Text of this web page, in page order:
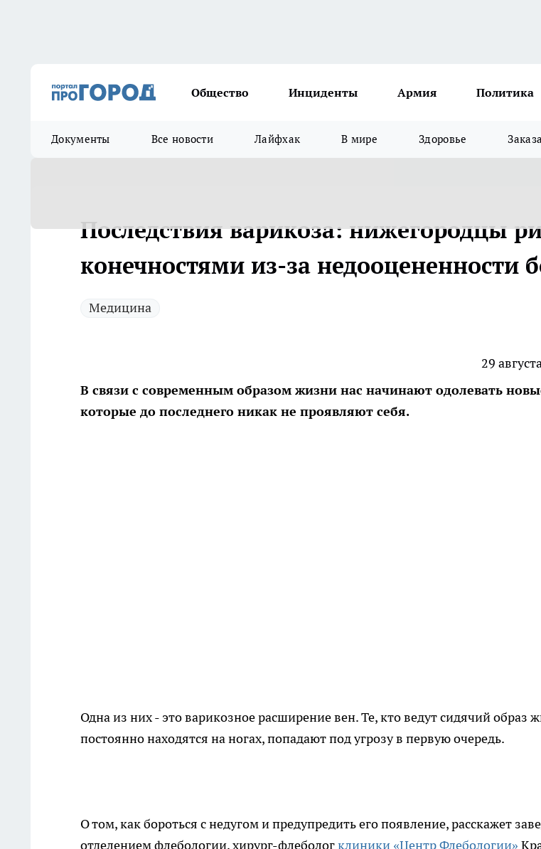
Общество Инциденты Армия Политика
Документы Все новости Лайфхак В мире Здоровье
Последствия варикоза: нижегородцы
конечностями из-за недооцененности
Медицина
29
В связи с современным образом жизни нас начинают одолевать
которые до последнего никак не проявляют себя.
Одна из них - это варикозное расширение вен. Те, кто ведут сидячий образ
постоянно находятся на ногах, попадают под угрозу в первую очередь.
О том, как бороться с недугом и предупредить его появление, расскажет
отделением флебологии, хирург-флебологклиники «Центр Флебологии»